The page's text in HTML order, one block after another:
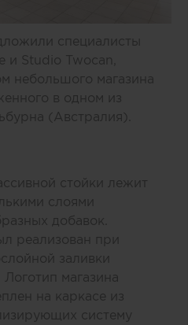
специалисты
и Studio Twocan,
небольшого магазина
в одном из
(Австралия).
стойки лежит
слоями
добавок.
реализован при
заливки
магазина
на каркасе из
систему